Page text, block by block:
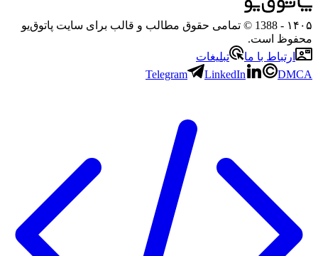
۱۴۰۵
- 1388 © تمامی حقوق مطالب و قالب برای سایت پاتوق‌یو
محفوظ است.
ارتباط با ما
تبلیغات
Telegram
LinkedIn DMCA